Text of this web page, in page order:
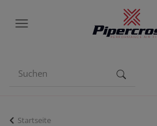
Startseite